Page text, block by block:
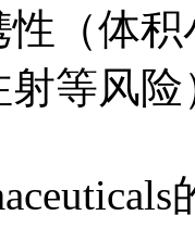
（体
射等风